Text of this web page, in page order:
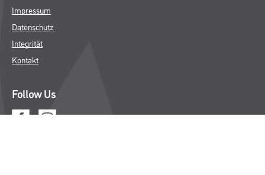
Impressum
Datenschutz
Integrität
Kontakt
Follow Us